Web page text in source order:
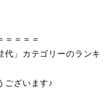
＝＝＝＝
代」カテゴリーのランキ
ございます♪